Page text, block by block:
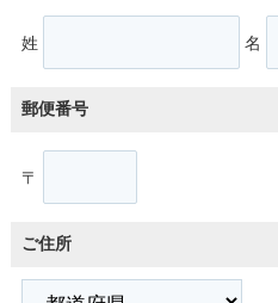
姓 名
郵便番号
〒
ご住所